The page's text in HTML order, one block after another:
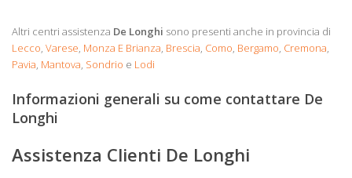
Altri centri assistenza De Longhi sono presenti anche in provincia di
Lecco Varese Monza E Brianza Brescia Como Bergamo Cremona
Pavia Mantova Sondrio e Lodi
Informazioni generali su come contattare De
Longhi
Assistenza Clienti De Longhi